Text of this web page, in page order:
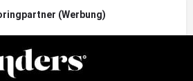
(Werbung)